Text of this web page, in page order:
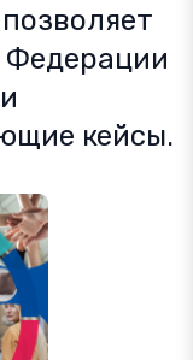
Федерации
кейсы.